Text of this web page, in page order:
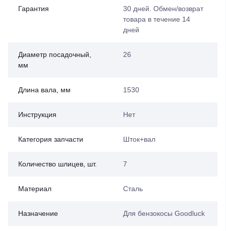
Гарантия
30 дней. Обмен/возврат
товара в течение 14
дней
Диаметр посадочный,
мм
26
Длина вала, мм 1530
Инструкция Нет
Категория запчасти Шток+вал
Количество шлицев, шт. 7
Материал Сталь
Назначение Для бензокосы Goodluck